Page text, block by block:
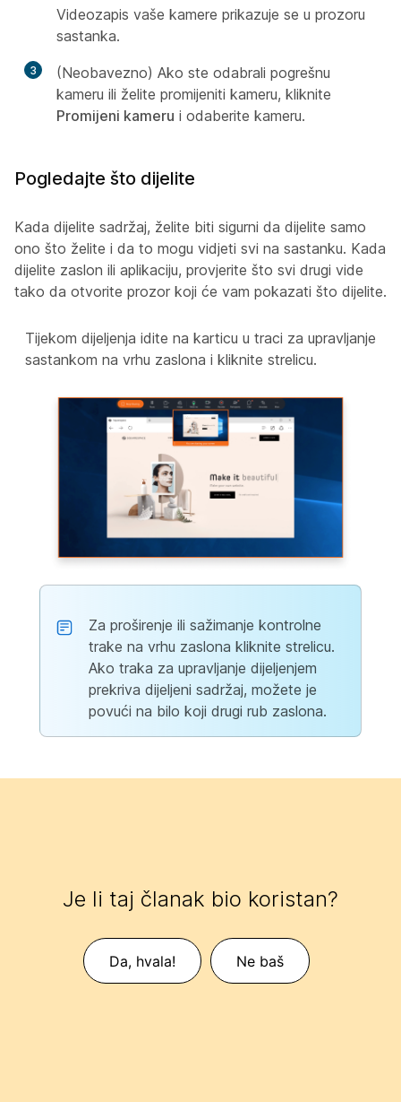
Videozapis vaše kamere prikazuje se u prozoru
sastanka.
3
(Neobavezno) Ako ste odabrali pogrešnu
kameru ili želite promijeniti kameru, kliknite
Promijeni kameru i odaberite kameru.
Pogledajte što dijelite
Kada dijelite sadržaj, želite biti sigurni da dijelite samo
ono što želite i da to mogu vidjeti svi na sastanku. Kada
dijelite zaslon ili aplikaciju, provjerite što svi drugi vide
tako da otvorite prozor koji će vam pokazati što dijelite.
Tijekom dijeljenja idite na karticu u traci za upravljanje
sastankom na vrhu zaslona i kliknite strelicu.
Za proširenje ili sažimanje kontrolne
trake na vrhu zaslona kliknite strelicu.
Ako traka za upravljanje dijeljenjem
prekriva dijeljeni sadržaj, možete je
povući na bilo koji drugi rub zaslona.
Je li taj članak bio koristan?
Da, hvala! Ne baš